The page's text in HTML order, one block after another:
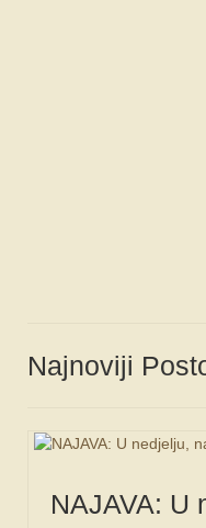
Najnoviji
NAJAVA: U